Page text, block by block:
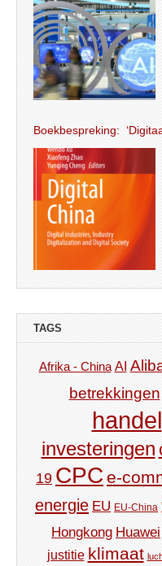
Boekbespreking:
TAGS
Afrika - China AI
betrekkingen
handel
investeringen
19 CPC e-
energie EU EU-China
Hongkong Huawei
justitie klimaat